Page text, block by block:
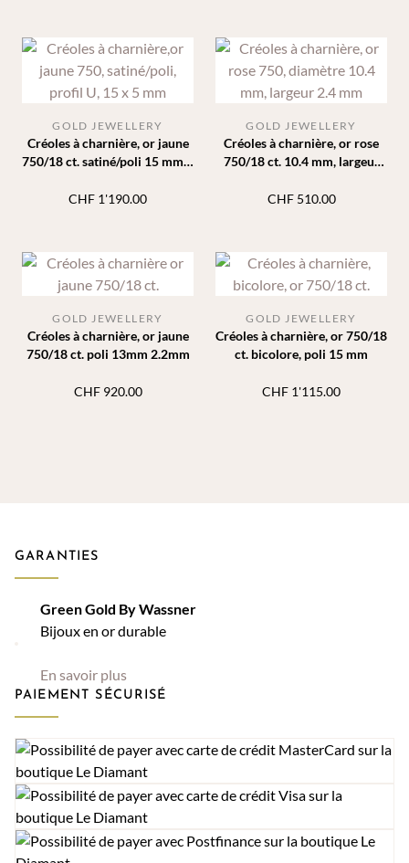
Créoles à charnière, or jaune
750/18 ct. satiné/poli 15 mm 5
GOLD JEWELLERY
CHF 1'190.00
Créoles à charnière, or rose
750/18 ct. 10.4 mm, largeur
GOLD JEWELLERY
CHF510.00
Créoles à charnière, or jaune
750/18 ct. poli 13mm 2.2mm
GOLD JEWELLERY
CHF920.00
Créoles à charnière, or 750/18
ct. bicolore, poli 15 mm
GOLD JEWELLERY
CHF 1'115.00
GARANTIES
Green Gold By Wassner
Bijoux en or durable
En savoir plus
PAIEMENT SÉCURISÉ